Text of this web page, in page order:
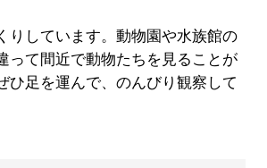
しています。動物園や水族館の
って間近で動物たちを見ることが
ひ足を運んで、のんびり観察して